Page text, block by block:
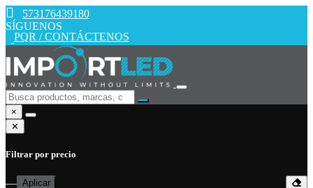
573176439180
SÍGUENOS
PQR / CONTÁCTENOS
×
✕
Filtrar por precio
— Aplicar